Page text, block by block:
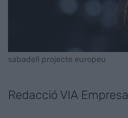
sabadell projecte europeu
Redacció VIA Empresa